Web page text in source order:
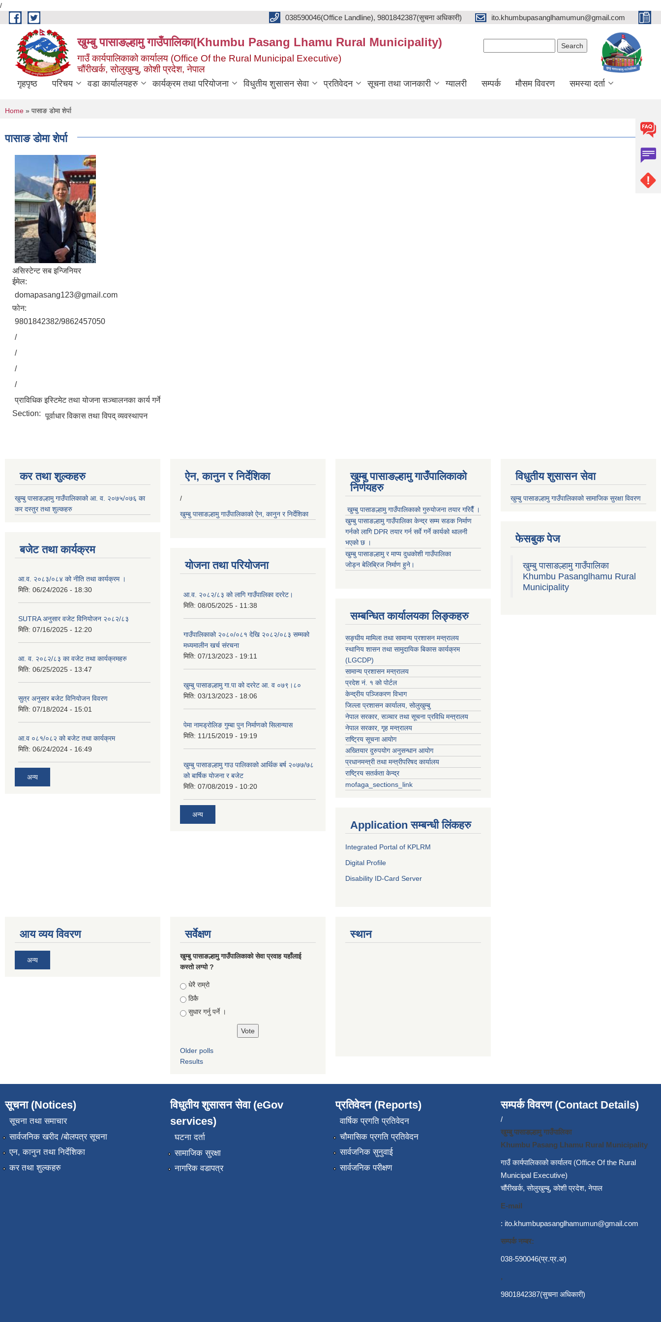
/
Skip to main content
038590046(Office Landline), 9801842387(सुचना अधिकारी) ito.khumbupasanglhamumun@gmail.com
खुम्बु पासाङल्हामु गाउँपालिका(Khumbu Pasang Lhamu Rural Municipality)
गाउँ कार्यपालिकाको कार्यालय (Office Of the Rural Municipal Executive)
चौंरीखर्क, सोलुखुम्बु, कोशी प्रदेश, नेपाल
गृहपृष्ठ परिचय वडा कार्यालयहरु कार्यक्रम तथा परियोजना विधुतीय शुसासन सेवा प्रतिवेदन सूचना तथा जानकारी ग्यालरी सम्पर्क मौसम विवरण समस्या दर्ता
You are here
Home » पासाङ डोमा शेर्पा
पासाङ डोमा शेर्पा
असिस्टेन्ट सब इन्जिनियर
ईमेल:
domapasang123@gmail.com
फोन:
9801842382/9862457050
/
/
/
/
प्राविधिक इस्टिमेट तथा योजना सञ्चालनका कार्य गर्ने
Section: पूर्वाधार विकास तथा विपद् व्यवस्थापन
कर तथा शुल्कहरु
खुम्बु पासाङल्हामु गाउँपालिकाको आ. व. २०७५/०७६ का
कर दस्तुर तथा शुल्कहरु
बजेट तथा कार्यक्रम
आ.व. २०८३/०८४ को नीति तथा कार्यक्रम ।
मिति: 06/24/2026 - 18:30
SUTRA अनुसार वजेट विनियोजन २०८२/८३
मिति: 07/16/2025 - 12:20
आ. व. २०८२/८३ का वजेट तथा कार्यक्रमहरु
मिति: 06/25/2025 - 13:47
सुत्र अनुसार बजेट विनियोजन विवरण
मिति: 07/18/2024 - 15:01
आ.व ०८१/०८२ को बजेट तथा कार्यक्रम
मिति: 06/24/2024 - 16:49
अन्य
ऐन, कानुन र निर्देशिका
/
खुम्बु पासाङल्हामु गाउँपालिकाको ऐन, कानुन र निर्देशिका
योजना तथा परियोजना
आ.व. २०८२/८३ को लागि गाउँपालिका दररेट।
मिति: 08/05/2025 - 11:38
गाउँपालिकाको २०८०/०८१ देखि २०८२/०८३ सम्मको
मध्यमालीन खर्च संरचना
मिति: 07/13/2023 - 19:11
खुम्बु पासाङल्हामु गा.पा को दररेट आ. व ०७९।८०
मिति: 03/13/2023 - 18:06
पेमा नामड्रोलिङ गुम्बा पुन निर्माणको सिलान्यास
मिति: 11/15/2019 - 19:19
खुम्बु पासाङल्हामु गाउ पालिकाको आर्थिक बर्ष २०७७/७८
को बार्षिक योजना र बजेट
मिति: 07/08/2019 - 10:20
अन्य
खुम्बु पासाङल्हामु गाउँपालिकाको
निर्णयहरु
खुम्बु पासाङल्हामु गाउँपालिकाको गुरुयोजना तयार गरिदैँ ।
खुम्बु पासाङल्हामु गाउँपालिका केन्द्र सम्म सडक निर्माण
गर्नको लागि DPR तयार गर्न सर्वे गर्ने कार्यको थालनी
भएको छ ।
खुम्बु पासाङल्हामु र माप्य दुधकोशी गाउँपालिका
जोड्न बेलिब्रिज निर्माण हुने।
सम्बन्धित कार्यालयका लिङ्कहरु
सङ्घीय मामिला तथा सामान्य प्रशासन मन्त्रालय
स्थानिय शासन तथा सामुदायिक बिकास कार्यक्रम
(LGCDP)
सामान्य प्रशासन मन्त्रालय
प्रदेश नं. १ को पोर्टल
केन्द्रीय पञ्जिकरण विभाग
जिल्ला प्रशासन कार्यालय, सोलुखुम्बु
नेपाल सरकार, सञ्चार तथा सूचना प्रविधि मन्त्रालय
नेपाल सरकार, गृह मन्त्रालय
राष्ट्रिय सूचना आयोग
अख्तियार दुरुपयोग अनुसन्धान आयोग
प्रधानमन्त्री तथा मन्त्रीपरिषद कार्यालय
राष्ट्रिय सतर्कता केन्द्र
mofaga_sections_link
Application सम्बन्धी लिंकहरु
Integrated Portal of KPLRM
Digital Profile
Disability ID-Card Server
विधुतीय शुसासन सेवा
खुम्बु पासाङल्हामु गाउँपालिकाको सामाजिक सुरक्षा विवरण
फेसबुक पेज
खुम्बु पासाङल्हामु गाउँपालिका
Khumbu Pasanglhamu Rural
Municipality
आय व्यय विवरण
अन्य
सर्वेक्षण
खुम्बु पासाङल्हामु गाउँपालिकाको सेवा प्रवाह यहाँलाई
कस्तो लग्यो ?
Choices
धेरै राम्रो
ठिकै
सुधार गर्नु पर्ने ।
Older polls
Results
स्थान
सूचना (Notices)
सूचना तथा समाचार
सार्वजनिक खरीद /बोलपत्र सूचना
एन, कानुन तथा निर्देशिका
कर तथा शुल्कहरु
विधुतीय शुसासन सेवा (eGov
services)
घटना दर्ता
सामाजिक सुरक्षा
नागरिक वडापत्र
प्रतिवेदन (Reports)
वार्षिक प्रगति प्रतिवेदन
चौमासिक प्रगति प्रतिवेदन
सार्वजनिक सुनुवाई
सार्वजनिक परीक्षण
सम्पर्क विवरण (Contact Details)
/
खुम्बु पासाङल्हामु गाउँपालिका
Khumbu Pasang Lhamu Rural Municipality
गाउँ कार्यपालिकाको कार्यालय (Office Of the Rural
Municipal Executive)
चौंरीखर्क, सोलुखुम्बु, कोशी प्रदेश, नेपाल
E-mail
: ito.khumbupasanglhamumun@gmail.com
सम्पर्क नम्बर:
038-590046(प्र.प्र.अ)
,
9801842387(सुचना अधिकारी)